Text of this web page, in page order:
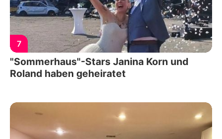
7
"Sommerhaus"-Stars Janina Korn und
Roland haben geheiratet